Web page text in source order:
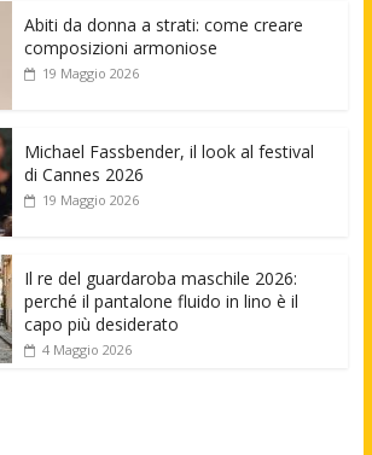
Abiti da donna a strati: come creare
composizioni armoniose
19 Maggio 2026
Michael Fassbender, il look al festival
di Cannes 2026
19 Maggio 2026
Il re del guardaroba maschile 2026:
perché il pantalone fluido in lino è il
capo più desiderato
4 Maggio 2026